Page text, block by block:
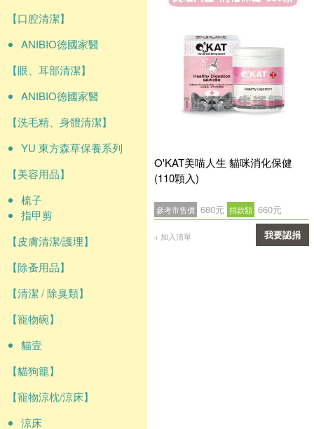
【口腔清潔】
ANIBIO德國家醫
【眼、耳部清潔】
ANIBIO德國家醫
【洗毛精、身體清潔】
YU 東方森草保養系列
【美容用品】
梳子
指甲剪
【皮膚清潔/護理】
【除蚤用品】
【清潔 / 除臭類】
【寵物碗】
貓壹
【貓狗籠】
【寵物涼枕/涼床】
涼床
O'KAT美喵人生 貓咪消化保健
(110顆入)
參考市售價 680元 捐款額 660元
+ 加入清單 我要認捐